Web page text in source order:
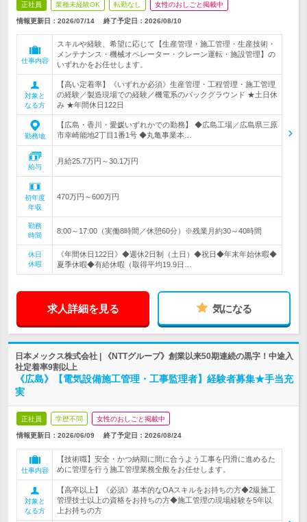
正社員 業種未経験OK 転勤なし 女性のおしごと掲載中
情報更新日：2026/07/14 終了予定日： 2026/08/10
仕事内容
スキルや経験、希望に応じて【生産管理・施工管理・生産技術・
メンテナンス・機械オペレーター・クレーン運転・施設管理】の
いずれかをお任せします。
対象と
なる方
【高い定着率】《いずれか必須》生産管理・工程管理・施工管理
の経験／製造現場での経験／機電系のバックグラウンド ★土日休
み ★年間休日122日
勤務地
【広島・香川・愛媛いずれかでの勤務】 ◆広島工場／広島県三原
市幸崎能地2丁目1番1号 ◆丸亀事業本…
給与
月給25.7万円～30.1万円
初年度
年収
470万円～600万円
勤務
時間
8:00～17:00（実働8時間／休憩60分）※残業月約30～40時間
休日
休暇
《年間休日122日》◆週休2日制（土日）◆祝日◆年末年始休暇◆
夏季休暇◆有給休暇（取得平均19.9日…
求人詳細を見る 気になる
日本メックス株式会社 | 《NTTグループ》創業以来50期連続の黒字！中途入
社定着率9割以上
《広島》【電気設備施工管理・工事監理者】経験者募集★手当充
実
正社員 学歴不問 女性のおしごと掲載中
情報更新日：2026/06/09 終了予定日： 2026/08/24
仕事内容
【技術職】安全・かつ納期に間に合うよう工事を円滑に進めるた
めに管理を行う施工管理業務全般をお任せします。
対象と
なる方
【高卒以上】《必須》基本的なOAスキルをお持ちの方◆2級施工
管理技士以上の資格をお持ちの方◆施工管理の現場経験を5年以
上お持ちの方